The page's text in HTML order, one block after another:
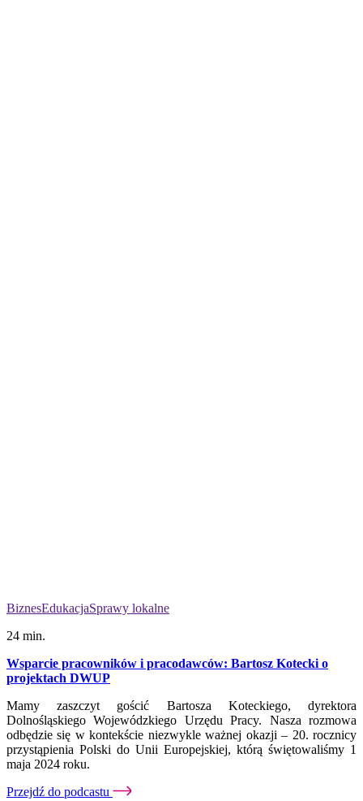
BiznesEdukacjaSprawy lokalne
24 min.
Wsparcie pracowników i pracodawców: Bartosz Kotecki o
projektach DWUP
Mamy zaszczyt gościć Bartosza Koteckiego, dyrektora
Dolnośląskiego Wojewódzkiego Urzędu Pracy. Nasza rozmowa
odbędzie się w kontekście niezwykle ważnej okazji – 20. rocznicy
przystąpienia Polski do Unii Europejskiej, którą świętowaliśmy 1
maja 2024 roku.
Przejdź do podcastu